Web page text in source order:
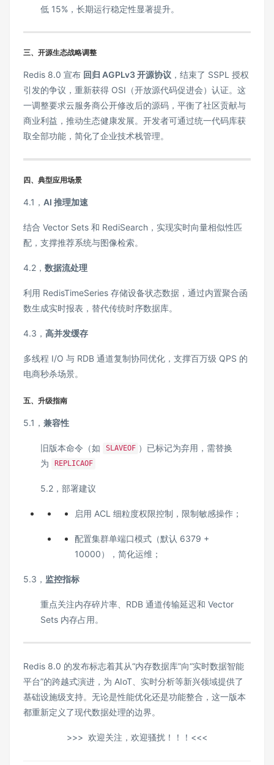
低 15%，长期运行稳定性显著提升。
‌三、开源生态战略调整
Redis 8.0 宣布 ‌ 回归 AGPLv3 开源协议 ‌，结束了 SSPL 授权
引发的争议，重新获得 OSI（开放源代码促进会）认证。这
一调整要求云服务商公开修改后的源码，平衡了社区贡献与
商业利益，推动生态健康发展。开发者可通过统一代码库获
取全部功能，简化了企业技术栈管理。
‌四、典型应用场景
4.1， AI 推理加速
结合 Vector Sets 和 RediSearch，实现实时向量相似性匹
配，支撑推荐系统与图像检索。
4.2， 数据流处理
利用 RedisTimeSeries 存储设备状态数据，通过内置聚合函
数生成实时报表，替代传统时序数据库。
4.3， 高并发缓存
多线程 I/O 与 RDB 通道复制协同优化，支撑百万级 QPS 的
电商秒杀场景。
五、升级指南
5.1， 兼容性
旧版本命令（如 SLAVEOF ）已标记为弃用，需替换
为
REPLICAOF
5.2，部署建议
启用 ACL 细粒度权限控制，限制敏感操作；
配置集群单端口模式（默认 6379 +
10000），简化运维；
5.3， 监控指标
重点关注内存碎片率、RDB 通道传输延迟和 Vector
Sets 内存占用。
Redis 8.0 的发布标志着其从“内存数据库”向“实时数据智能
平台”的跨越式演进，为 AIoT、实时分析等新兴领域提供了
基础设施级支持。无论是性能优化还是功能整合，这一版本
都重新定义了现代数据处理的边界。
>>> 欢迎关注，欢迎骚扰！！！<<<